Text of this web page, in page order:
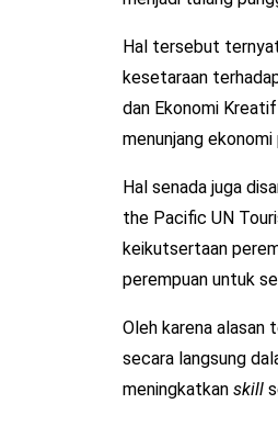
Hal tersebut
kesetaraan
dan Ekonomi
menunjang
Hal senada juga
the Pacific UN
keikutsertaan
perempuan untuk
Oleh karena alasan
secara langsung
meningkatkan skill